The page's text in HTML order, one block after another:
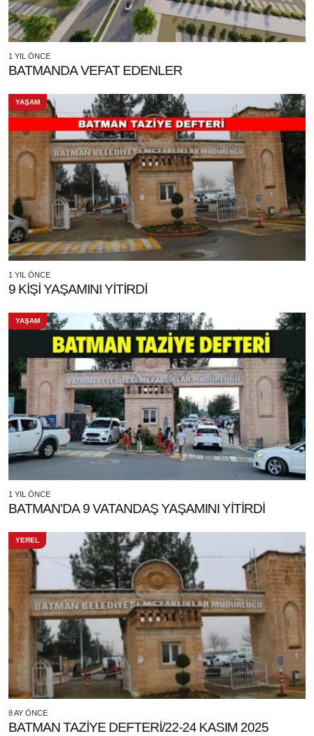
1 YIL ÖNCE
BATMANDA VEFAT EDENLER
YAŞAM
1 YIL ÖNCE
9 KİŞİ YAŞAMINI YİTİRDİ
YAŞAM
1 YIL ÖNCE
BATMAN'DA 9 VATANDAŞ YAŞAMINI YİTİRDİ
YEREL
8 AY ÖNCE
BATMAN TAZİYE DEFTERİ/22-24 KASIM 2025